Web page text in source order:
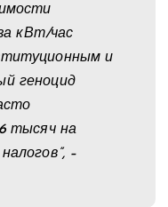
кВт/час
и
геноцид
тысяч на
–